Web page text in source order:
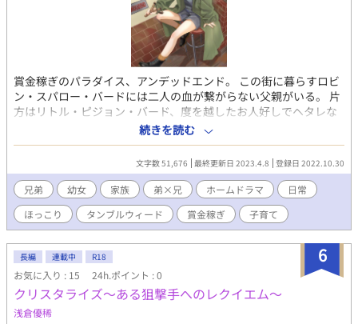
賞金稼ぎのパラダイス、アンデッドエンド。 この街に暮らすロビ
ン・スパロー・バードには二人の血が繋がらない父親がいる。 片
方はリトル・ピジョン・バード、度を越したお人好しでヘタレな
狙撃手。 片方はヤング・スワロー・バード、俺様全開の色男で凄
腕ナイフ使い。 正反対の兄弟に引き取られた孤児の少女は平和な
日常を過ごしながらも二人を手伝いたいと願うのだが……。
（BL/ホームドラマ/弟×兄/美形×平凡/子育て/日常/ほのぼの） 自
作BL小説「タンブルウィード」のIF未来編です。スワロー×ピジ
ョンが娘を引き取って子育てしてます。 イラストはなむ
（@goma_tarou_namu）様、四鈴あざな（@az_119233）様に
お願いしました、ありがとうございます。
続きを読む
文字数 51,676 最終更新日 2023.4.8 登録日 2022.10.30
兄弟 幼女 家族 弟×兄 ホームドラマ
日常
ほっこり
タンブルウィード 賞金稼ぎ 子育て
6
長編 連載中 R18
お気に入り : 15 24h.ポイント : 0
クリスタライズ～ある狙撃手へのレクイエム～
浅倉優稀